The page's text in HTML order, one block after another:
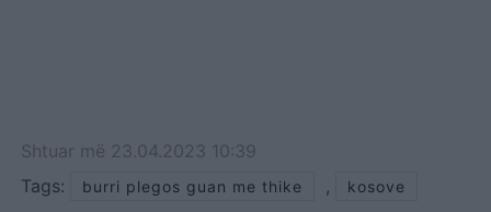
Shtuar më 23.04.2023 10:39
Tags:
burri plegos guan me thike , kosove